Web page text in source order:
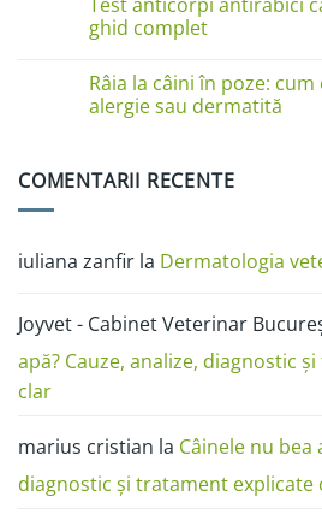
pisici
în
imagini:
ciupercă,
alergii
și
Boli
de
câini
în
poze:
ciuperca
ghid complet
la
Test
anticorpi
pisică
Râia la câini în poze:
alergie sau dermatită
Râia
cum
o
alergie
sau
COMENTARII RECENTE
iuliana zanfir la Dermatologia
Joyvet - Cabinet Veterinar
apă? Cauze, analize, diagnostic
clar
marius cristian la Câinele nu bea
diagnostic și tratament explicate